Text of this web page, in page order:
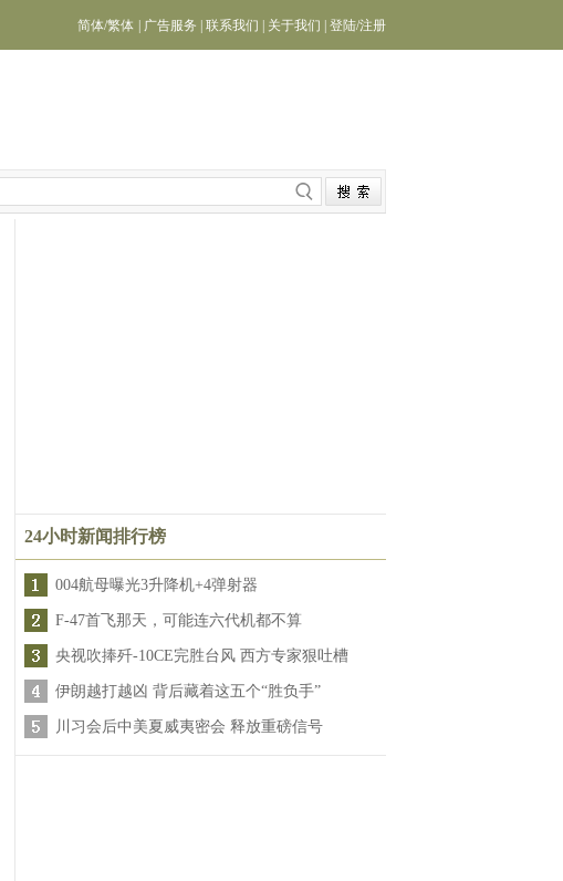
简体/繁体 广告服务 联系我们 关于我们 登陆/注册
24小时新闻排行榜
004航母曝光3升降机+4弹射器
F-47首飞那天，可能连六代机都不算
央视吹捧歼-10CE完胜台风 西方专家狠吐槽
伊朗越打越凶 背后藏着这五个“胜负手”
川习会后中美夏威夷密会 释放重磅信号